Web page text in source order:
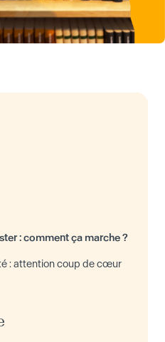
: comment ça marche ?
: attention coup de cœur